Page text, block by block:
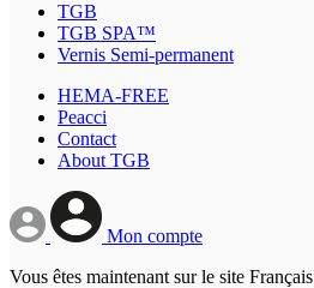
TGB
TGB SPA™
Vernis Semi-permanent
HEMA-FREE
Peacci
Contact
About TGB
Mon compte
Vous êtes maintenant sur le site Français